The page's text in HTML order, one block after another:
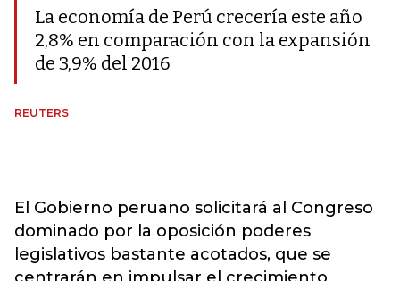
La economía de Perú crecería este año
2,8% en comparación con la expansión
de 3,9% del 2016
REUTERS
El Gobierno peruano solicitará al Congreso
dominado por la oposición poderes
legislativos bastante acotados, que se